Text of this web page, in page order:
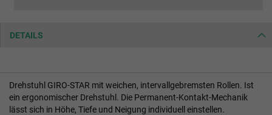
DETAILS
Drehstuhl GIRO-STAR mit weichen, intervallgebremsten Rollen. Ist
ein ergonomischer Drehstuhl. Die Permanent-Kontakt-Mechanik
lässt sich in Höhe, Tiefe und Neigung individuell einstellen.